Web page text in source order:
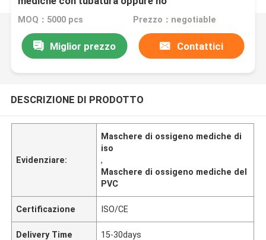
MOQ：5000 pcs Prezzo：negotiable
Miglior prezzo Contattici
DESCRIZIONE DI PRODOTTO
Evidenziare:
Maschere di ossigeno mediche di
iso
,
Maschere di ossigeno mediche del
PVC
Certificazione ISO/CE
Delivery Time 15-30days